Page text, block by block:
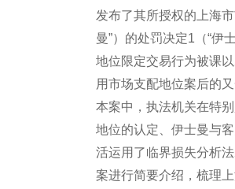
发布了其所授权的上海
曼”）的处罚决定1（“伊
地位限定交易行为被课
用市场支配地位案后的又
本案中，执法机关在特
地位的认定、伊士曼与
活运用了临界损失分析
案进行简要介绍，梳理